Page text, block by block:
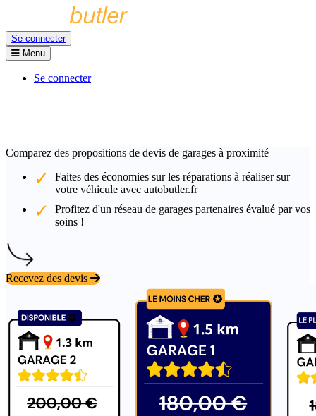
Se connecter
Menu
Se connecter
Comparez des propositions de devis de garages à proximité
Faites des économies sur les réparations à réaliser sur
votre véhicule avec autobutler.fr
Profitez d'un réseau de garages partenaires évalué par vos
soins !
Recevez des devis